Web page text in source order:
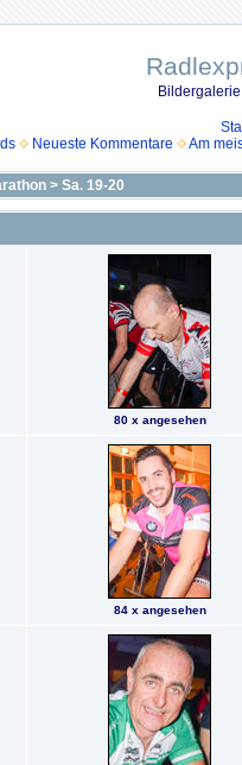
Neueste Kommentare Am
> Sa. 19-20
80 x angesehen
84 x angesehen